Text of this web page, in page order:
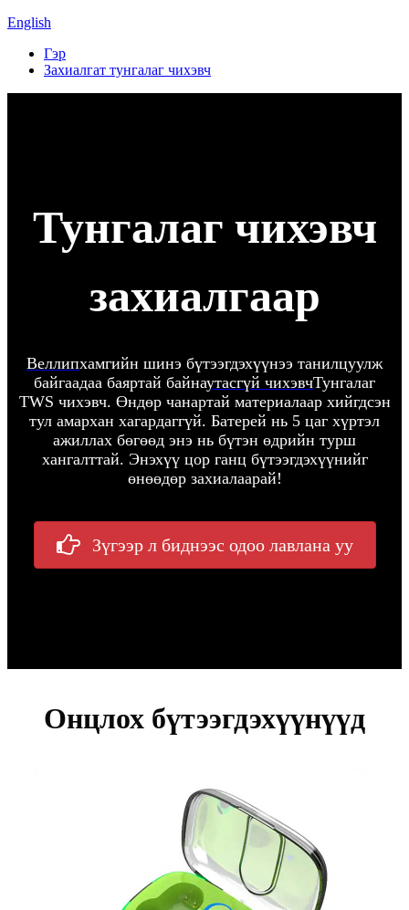
English
Гэр
Захиалгат тунгалаг чихэвч
Тунгалаг чихэвч
захиалгаар
Веллипхамгийн шинэ бүтээгдэхүүнээ танилцуулж
байгаадаа баяртай байнаутасгүй чихэвчТунгалаг
TWS чихэвч. Өндөр чанартай материалаар хийгдсэн
тул амархан хагардаггүй. Батерей нь 5 цаг хүртэл
ажиллах бөгөөд энэ нь бүтэн өдрийн турш
хангалттай. Энэхүү цор ганц бүтээгдэхүүнийг
өнөөдөр захиалаарай!
Зүгээр л биднээс одоо лавлана уу
Онцлох бүтээгдэхүүнүүд